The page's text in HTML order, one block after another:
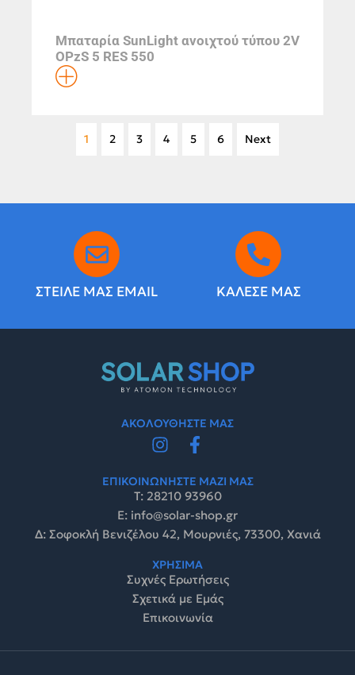
Μπαταρία SunLight ανοιχτού τύπου 2V
OPzS 5 RES 550
1 2 3 4 5 6 Next
ΣΤΕΙΛΕ ΜΑΣ EMAIL ΚΑΛΕΣΕ ΜΑΣ
ΑΚΟΛΟΥΘΗΣΤΕ ΜΑΣ
ΕΠΙΚΟΙΝΩΝΗΣΤΕ ΜΑΖΙ ΜΑΣ
Τ: 28210 93960
E: info@solar-shop.gr
Δ: Σοφοκλή Βενιζέλου 42, Μουρνιές, 73300, Χανιά
ΧΡΗΣΙΜΑ
Συχνές Ερωτήσεις
Σχετικά με Εμάς
Επικοινωνία